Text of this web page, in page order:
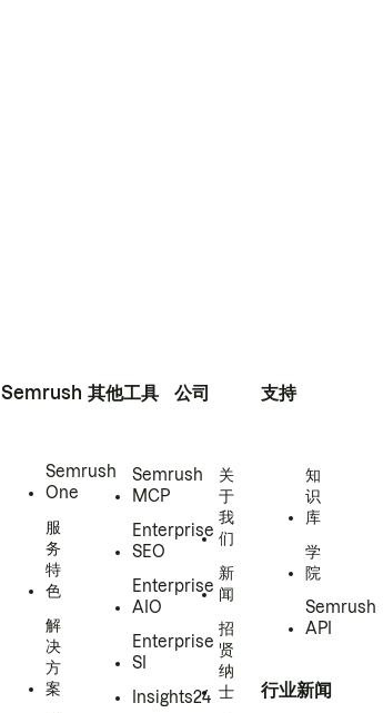
Semrush
Semrush
One
服
务
特
色
解
决
方
案
其他工具
Semrush
MCP
Enterprise
SEO
Enterprise
AIO
Enterprise
SI
Insights24
公司
关
于
我
们
新
闻
招
贤
纳
士
支持
知
识
库
学
院
Semrush
API
行业新闻